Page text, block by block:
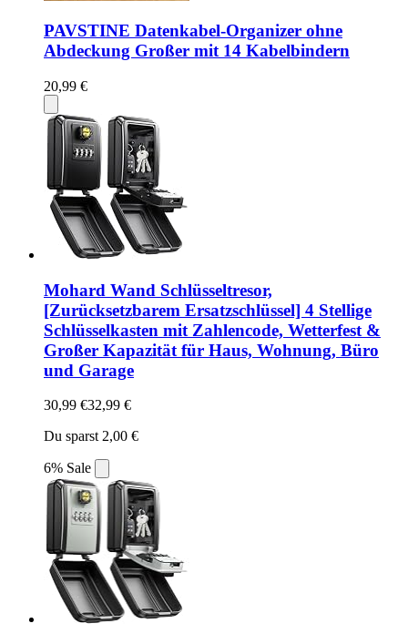
PAVSTINE Datenkabel-Organizer ohne
Abdeckung Großer mit 14 Kabelbindern
20,99 €
Mohard Wand Schlüsseltresor,
[Zurücksetzbarem Ersatzschlüssel] 4 Stellige
Schlüsselkasten mit Zahlencode, Wetterfest &
Großer Kapazität für Haus, Wohnung, Büro
und Garage
30,99 €32,99 €
Du sparst 2,00 €
6% Sale